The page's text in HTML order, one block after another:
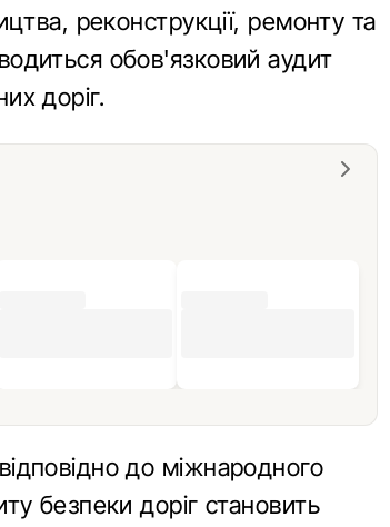
реконструкції, ремонту та
обов'язковий аудит
доріг.
до міжнародного
безпеки доріг становить